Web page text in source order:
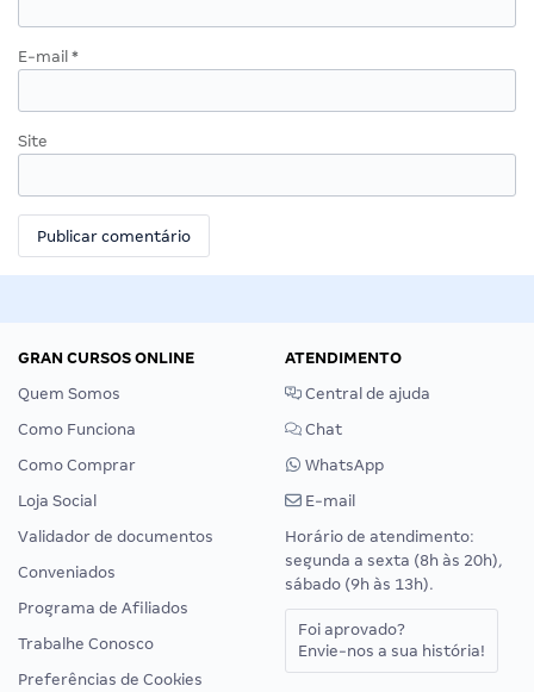
E-mail *
Site
GRAN CURSOS ONLINE
Quem Somos
Como Funciona
Como Comprar
Loja Social
Validador de documentos
Conveniados
Programa de Afiliados
Trabalhe Conosco
Preferências de Cookies
ATENDIMENTO
Central de ajuda
Chat
WhatsApp
E-mail
Horário de atendimento:
segunda a sexta (8h às 20h),
sábado (9h às 13h).
Foi aprovado?
Envie-nos a sua história!